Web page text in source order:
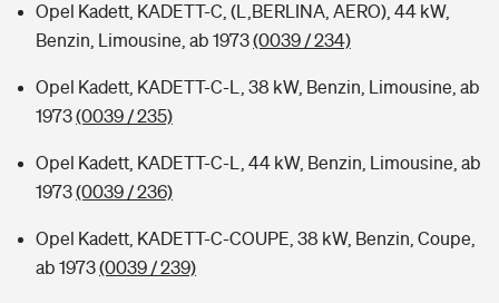
Opel Kadett, KADETT-C, (L,BERLINA, AERO), 44 kW,
Benzin, Limousine, ab 1973(0039 / 234)
Opel Kadett, KADETT-C-L, 38 kW, Benzin, Limousine, ab
1973(0039 / 235)
Opel Kadett, KADETT-C-L, 44 kW, Benzin, Limousine, ab
1973(0039 / 236)
Opel Kadett, KADETT-C-COUPE, 38 kW, Benzin, Coupe,
ab 1973(0039 / 239)